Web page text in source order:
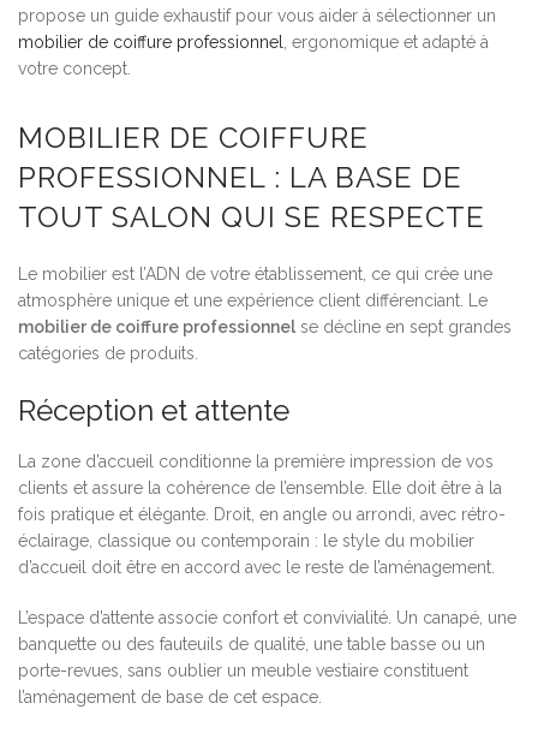
propose un guide exhaustif pour vous aider à sélectionner un
mobilier de coiffure professionnel
, ergonomique et adapté à
votre concept.
MOBILIER DE COIFFURE
PROFESSIONNEL : LA BASE DE
TOUT SALON QUI SE RESPECTE
Le mobilier est l’ADN de votre établissement, ce qui crée une
atmosphère unique et une expérience client différenciant. Le
mobilier de coiffure professionnel se décline en sept grandes
catégories de produits.
Réception et attente
La zone d’accueil conditionne la première impression de vos
clients et assure la cohérence de l’ensemble. Elle doit être à la
fois pratique et élégante. Droit, en angle ou arrondi, avec rétro-
éclairage, classique ou contemporain : le style du mobilier
d’accueil doit être en accord avec le reste de l’aménagement.
L’espace d’attente associe confort et convivialité. Un canapé, une
banquette ou des fauteuils de qualité, une table basse ou un
porte-revues, sans oublier un meuble vestiaire constituent
l’aménagement de base de cet espace.